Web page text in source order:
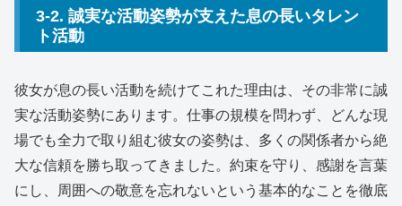
3-2. 誠実な活動姿勢が支えた息の長いタレン
ト活動
彼女が息の長い活動を続けてこれた理由は、その非常に誠
実な活動姿勢にあります。仕事の規模を問わず、どんな現
場でも全力で取り組む彼女の姿勢は、多くの関係者から絶
大な信頼を勝ち取ってきました。約束を守り、感謝を言葉
にし、周囲への敬意を忘れないという基本的なことを徹底